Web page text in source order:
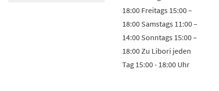
18:00 Freitags 15:00 –
18:00 Samstags 11:00 –
14:00 Sonntags 15:00 –
18:00 Zu Libori jeden
Tag 15:00 - 18:00 Uhr